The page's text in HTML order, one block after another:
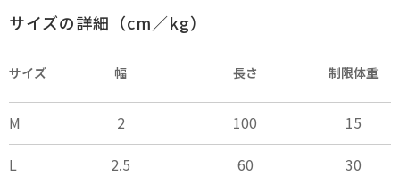
サイズの詳細（cm／kg）
サイズ 幅 長さ 制限体重
M 2 100
15
L
2.5 60 30